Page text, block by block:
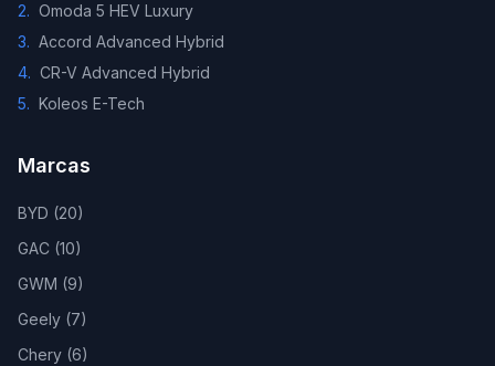
2. Omoda 5 HEV Luxury
3. Accord Advanced Hybrid
4. CR-V Advanced Hybrid
5. Koleos E-Tech
Marcas
BYD (20)
GAC (10)
GWM (9)
Geely (7)
Chery (6)